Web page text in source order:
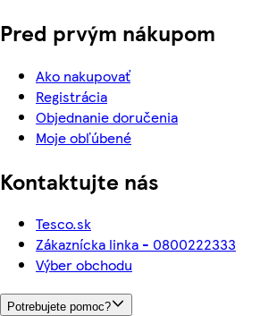
Pred prvým nákupom
Ako nakupovať
Registrácia
Objednanie doručenia
Moje obľúbené
Kontaktujte nás
Tesco.sk
Zákaznícka linka - 0800222333
Výber obchodu
Potrebujete pomoc?